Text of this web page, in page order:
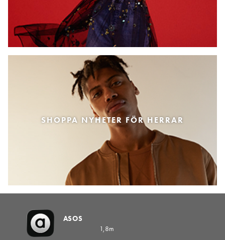
SHOPPA NYHETER FÖR HERRAR
ASOS
1,8m